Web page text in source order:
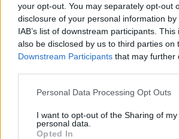
your opt-out. You may separately opt-out
disclosure of your personal information
IAB’s list of downstream participants.
also be disclosed by us to third parties on
Downstream Participants that may further
Personal Data Processing Opt Outs
I want to opt-out of the Sharing of my
personal data.
Opted In
Di
15.9.
02:50
-
Wir schreiben das Jahr 1956 - ein
Grantchester verlassen hat und
Veränderung liegt in der Luft von
Grantchester
Serie / Krimiserie
Während Will mit einer
bestimmen wird, ist der
Serie/ Krimiserie